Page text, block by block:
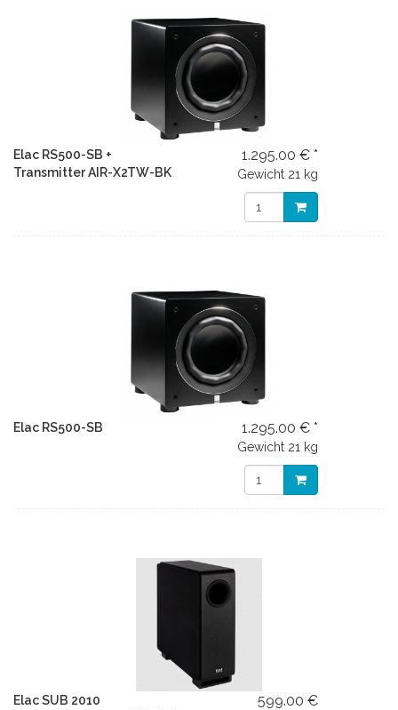
Elac RS500-SB +
Transmitter AIR-X2TW-BK
1.295.00 € *
Gewicht 21 kg
Elac RS500-SB 1.295.00 € *
Gewicht 21 kg
Elac SUB 2010
599.00 €